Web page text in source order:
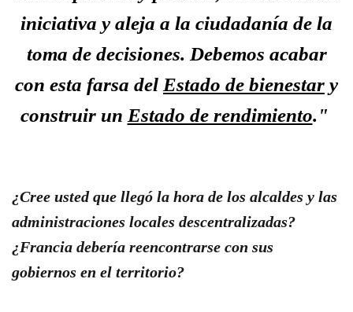
iniciativa y aleja a la ciudadanía de la
toma de decisiones. Debemos acabar
con esta farsa del Estado de bienestar y
construir un Estado de rendimiento."
¿Cree usted que llegó la hora de los alcaldes y las
administraciones locales descentralizadas?
¿Francia debería reencontrarse con sus
gobiernos en el territorio?